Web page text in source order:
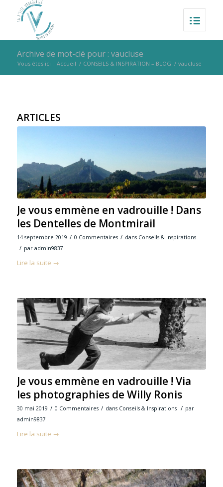
Archive de mot-clé pour : vaucluse
Vous êtes ici : Accueil / CONSEILS & INSPIRATION – BLOG / vaucluse
ARTICLES
Je vous emmène en vadrouille ! Dans
les Dentelles de Montmirail
14 septembre 2019 / 0 Commentaires / dans Conseils & Inspirations
/ par admin9837
Lire la suite →
Je vous emmène en vadrouille ! Via
les photographies de Willy Ronis
30 mai 2019 / 0 Commentaires / dans Conseils & Inspirations / par
admin9837
Lire la suite →